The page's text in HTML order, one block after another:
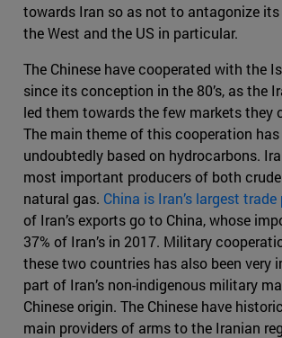
towards Iran so as not to antagonize
the West and the US in particular.
The Chinese have cooperated with the
since its conception in the 80’s, as the
led them towards the few markets they
The main theme of this cooperation has
undoubtedly based on hydrocarbons.
most important producers of both
natural gas. China is Iran’s largest trade
of Iran’s exports go to China, whose
37% of Iran’s in 2017. Military
these two countries has also been very
part of Iran’s non-indigenous military
Chinese origin. The Chinese have
main providers of arms to the Iranian